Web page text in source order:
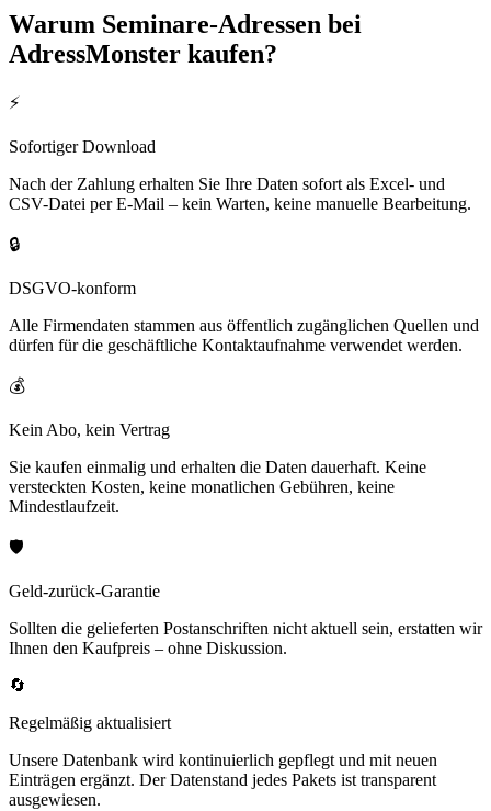
Warum Seminare-Adressen bei
AdressMonster kaufen?
⚡
Sofortiger Download
Nach der Zahlung erhalten Sie Ihre Daten sofort als Excel- und
CSV-Datei per E-Mail – kein Warten, keine manuelle Bearbeitung.
🔒
DSGVO-konform
Alle Firmendaten stammen aus öffentlich zugänglichen Quellen und
dürfen für die geschäftliche Kontaktaufnahme verwendet werden.
💰
Kein Abo, kein Vertrag
Sie kaufen einmalig und erhalten die Daten dauerhaft. Keine
versteckten Kosten, keine monatlichen Gebühren, keine
Mindestlaufzeit.
🛡️
Geld-zurück-Garantie
Sollten die gelieferten Postanschriften nicht aktuell sein, erstatten wir
Ihnen den Kaufpreis – ohne Diskussion.
🔄
Regelmäßig aktualisiert
Unsere Datenbank wird kontinuierlich gepflegt und mit neuen
Einträgen ergänzt. Der Datenstand jedes Pakets ist transparent
ausgewiesen.